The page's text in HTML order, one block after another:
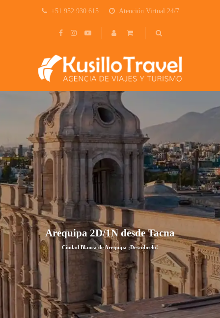
+51 952 930 615 Atención Virtual 24/7
Arequipa 2D/1N desde Tacna
Ciudad Blanca de Arequipa ¡Descubrelo!